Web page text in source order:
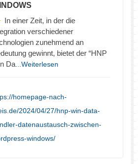
In einer Zeit, in der die
verschiedener
zunehmend an
gewinnt, bietet der “HNP
Da ...Weiterlesen
homepage-nach-
2024/04/27/hnp-win-data-
datenaustausch-zwischen-
windows/